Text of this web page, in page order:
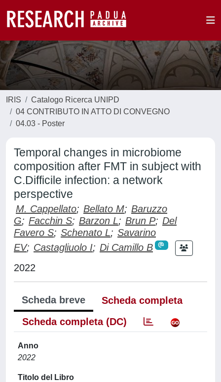
IRIS
Catalogo Ricerca UNIPD
04 CONTRIBUTO IN ATTO DI CONVEGNO
04.03 - Poster
Temporal changes in microbiome
composition after FMT in subject with
C.Difficile infection: a network
perspective
M. Cappellato; Bellato M; Baruzzo
G; Facchin S; Barzon L; Brun P; Del
Favero S; Schenato L; Savarino
EV; Castagliuolo I; Di Camillo B
2022
Scheda breve
Scheda completa
Scheda completa (DC)
Anno
2022
Titolo del Libro